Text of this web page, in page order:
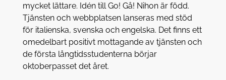
mycket lättare. Idén till Go! Gå! Nihon är född.
Tjänsten och webbplatsen lanseras med stöd
för italienska, svenska och engelska. Det finns ett
omedelbart positivt mottagande av tjänsten och
de första långtidsstudenterna börjar
oktoberpasset det året.